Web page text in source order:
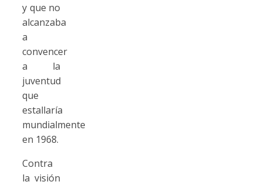
y que no
alcanzaba
a
convencer
a la
juventud
que
estallaría
mundialmente
en 1968.
Contra
la visión